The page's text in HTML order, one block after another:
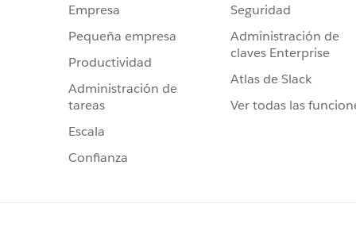
Empresa
Pequeña empresa
Productividad
Administración de
tareas
Escala
Confianza
Seguridad
Administración de
claves Enterprise
Atlas de Slack
Ver todas las